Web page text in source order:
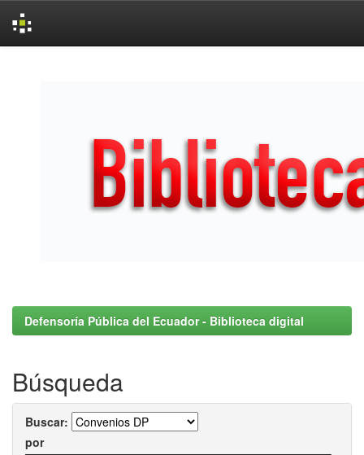
Defensoría Pública del Ecuador - Biblioteca digital
Búsqueda
Buscar:
por